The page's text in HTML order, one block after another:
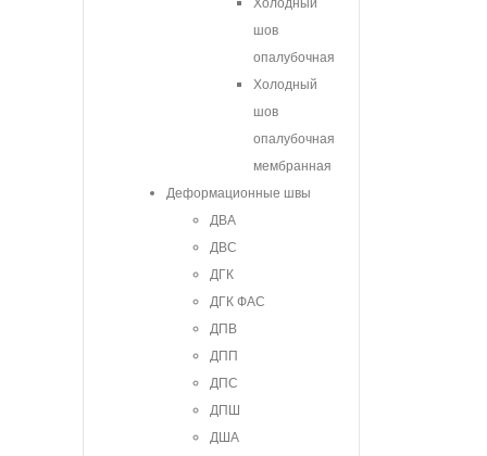
Холодный
шов
опалубочная
Холодный
шов
опалубочная
мембранная
Деформационные швы
ДВА
ДВС
ДГК
ДГК ФАС
ДПВ
ДПП
ДПС
ДПШ
ДША